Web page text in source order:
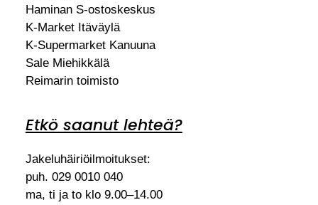
Haminan S-ostoskeskus
K-Market Itäväylä
K-Supermarket Kanuuna
Sale Miehikkälä
Reimarin toimisto
Etkö saanut lehteä?
Jakeluhäiriöilmoitukset:
puh. 029 0010 040
ma, ti ja to klo 9.00–14.00